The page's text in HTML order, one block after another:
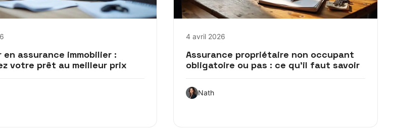
en assurance immobilier :
votre prêt au meilleur prix
4 avril 2026
Assurance propriétaire non occupant
obligatoire ou pas : ce qu’il faut savoir
Nath